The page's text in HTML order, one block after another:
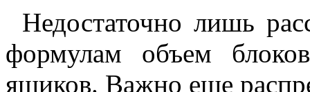
Недостаточно лишь
формулам объем
ящиков. Важно еще